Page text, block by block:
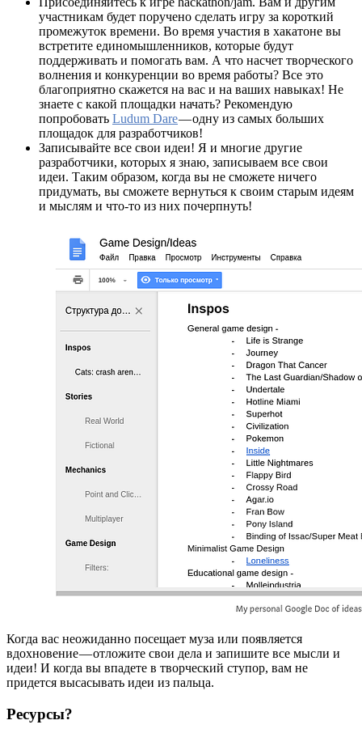
участникам будет поручено сделать игру за короткий
промежуток времени. Во время участия в хакатоне вы
встретите единомышленников, которые будут
поддерживать и помогать вам. А что насчет творческого
волнения и конкуренции во время работы? Все это
благоприятно скажется на вас и на ваших навыках! Не
знаете с какой площадки начать? Рекомендую
попробовать Ludum Dare— одну из самых больших
площадок для разработчиков!
Записывайте все свои идеи! Я и многие другие
разработчики, которых я знаю, записываем все свои
идеи. Таким образом, когда вы не сможете ничего
придумать, вы сможете вернуться к своим старым идеям
и мыслям и что-то из них почерпнуть!
Когда вас неожиданно посещает муза или появляется
вдохновение — отложите свои дела и запишите все мысли и
идеи! И когда вы впадете в творческий ступор, вам не
придется высасывать идеи из пальца.
Ресурсы?